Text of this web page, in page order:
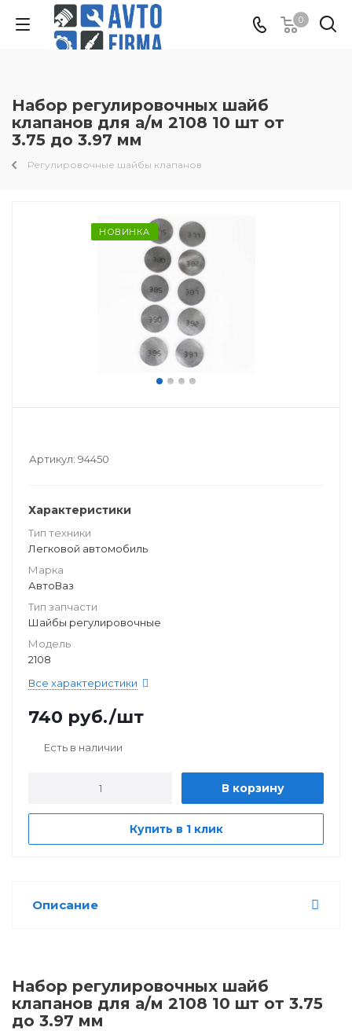
0
Набор регулировочных шайб
клапанов для а/м 2108 10 шт от
3.75 до 3.97 мм
Регулировочные шайбы клапанов
НОВИНКА
Артикул: 94450
Характеристики
Тип техники
Легковой автомобиль
Марка
АвтоВаз
Тип запчасти
Шайбы регулировочные
Модель
2108
Все характеристики
740 руб./шт
Есть в наличии
В корзину
Купить в 1 клик
Описание
Набор регулировочных шайб
клапанов для а/м 2108 10 шт от 3.75
до 3.97 мм